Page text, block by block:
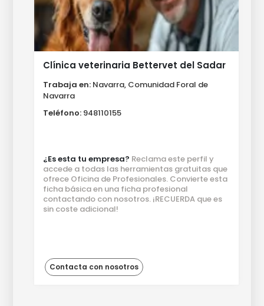
Clínica veterinaria Bettervet del Sadar
Trabaja en: Navarra, Comunidad Foral de
Navarra
Teléfono: 948110155
¿Es esta tu empresa? Reclama este perfil y
accede a todas las herramientas gratuitas que
ofrece Oficina de Profesionales. Convierte esta
ficha básica en una ficha profesional
contactando con nosotros. ¡RECUERDA que es
sin coste adicional!
Contacta con nosotros